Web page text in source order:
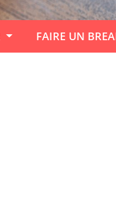
FAIRE UN